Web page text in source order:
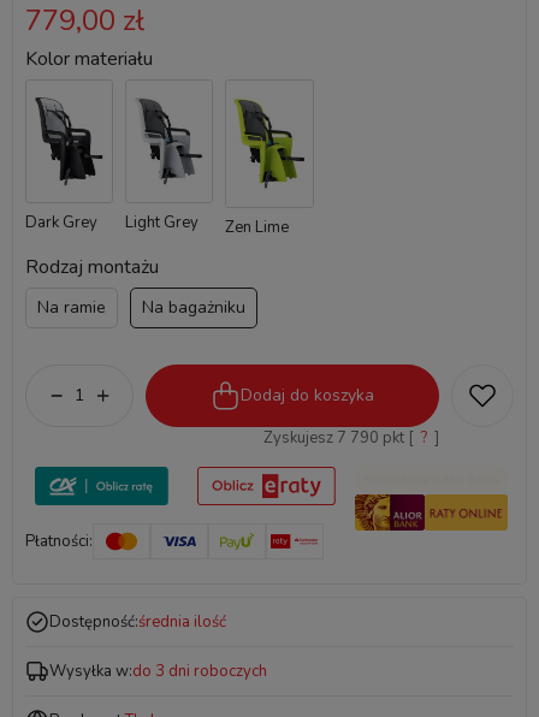
779,00 zł
Kolor materiału
Dark Grey Light Grey Zen Lime
Rodzaj montażu
Na ramie Na bagażniku
Dodaj do koszyka
Zyskujesz 7 790 pkt [ ? ]
Płatności:
Dostępność:średnia ilość
Wysyłka w:do 3 dni roboczych